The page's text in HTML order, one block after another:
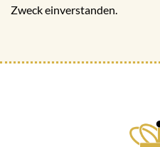
Zweck einverstanden.